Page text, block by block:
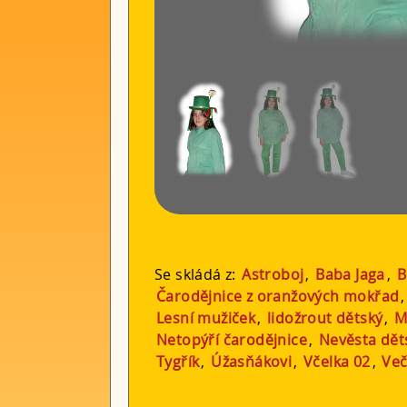
Se skládá z: Astroboj, Baba Jaga,
Čarodějnice z oranžových mokřad
Lesní mužiček, lidožrout dětský,
Netopýří čarodějnice, Nevěsta
Tygřík, Úžasňákovi, Včelka 02,